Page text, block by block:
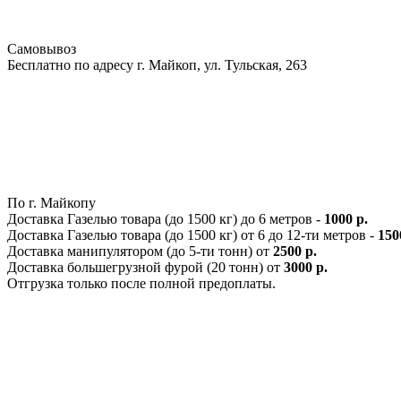
Самовывоз
Бесплатно по адресу г. Майкоп, ул. Тульская, 263
По г. Майкопу
Доставка Газелью товара (до 1500 кг) до 6 метров - 1000 р.
Доставка Газелью товара (до 1500 кг) от 6 до 12-ти метров -
Доставка манипулятором (до 5-ти тонн) от 2500 р.
Доставка большегрузной фурой (20 тонн) от 3000 р.
Отгрузка только после полной предоплаты.